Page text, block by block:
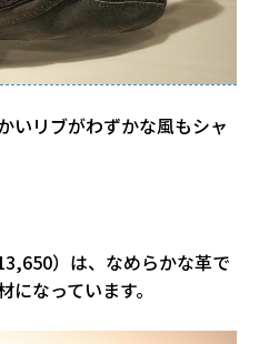
いリブがわずかな風もシャ
）は、なめらかな革で
なっています。